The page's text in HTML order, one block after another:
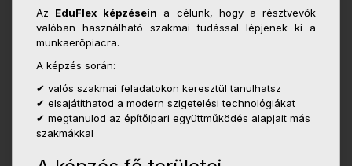
Az EduFlex képzésein a célunk, hogy a résztvevők
valóban használható szakmai tudással lépjenek ki a
munkaerőpiacra.
A képzés során:
✔ valós szakmai feladatokon keresztül tanulhatsz
✔ elsajátíthatod a modern szigetelési technológiákat
✔ megtanulod az építőipari együttműködés alapjait más
szakmákkal